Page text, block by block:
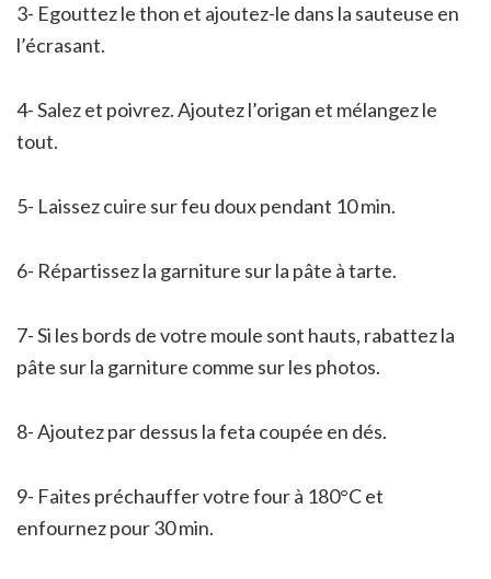
3- Egouttez le thon et ajoutez-le dans la sauteuse en
l’écrasant.
4- Salez et poivrez. Ajoutez l’origan et mélangez le
tout.
5- Laissez cuire sur feu doux pendant 10 min.
6- Répartissez la garniture sur la pâte à tarte.
7- Si les bords de votre moule sont hauts, rabattez la
pâte sur la garniture comme sur les photos.
8- Ajoutez par dessus la feta coupée en dés.
9- Faites préchauffer votre four à 180°C et
enfournez pour 30 min.